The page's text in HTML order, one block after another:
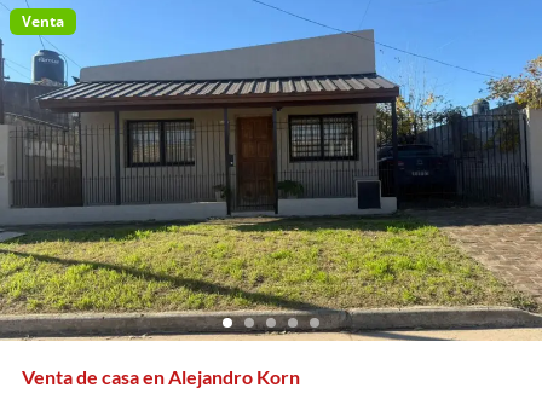
Venta
Venta de casa en Alejandro Korn